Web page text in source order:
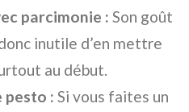
parcimonie : Son goût
inutile d’en mettre
au début.
pesto : Si vous faites un